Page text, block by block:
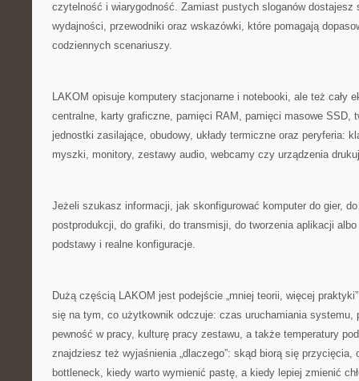
czytelność i wiarygodność. Zamiast pustych sloganów dostajesz
wydajności, przewodniki oraz wskazówki, które pomagają
codziennych scenariuszy.
LAKOM opisuje komputery stacjonarne i notebooki, ale też cały
centralne, karty graficzne, pamięci RAM, pamięci masowe SSD,
jednostki zasilające, obudowy, układy termiczne oraz peryferia:
myszki, monitory, zestawy audio, webcamy czy urządzenia
Jeżeli szukasz informacji, jak skonfigurować komputer do gier,
postprodukcji, do grafiki, do transmisji, do tworzenia aplikacji
podstawy i realne konfiguracje.
Dużą częścią LAKOM jest podejście „mniej teorii, więcej
się na tym, co użytkownik odczuje: czas uruchamiania systemu,
pewność w pracy, kulturę pracy zestawu, a także temperatury
znajdziesz też wyjaśnienia „dlaczego”: skąd biorą się przycięcia,
bottleneck, kiedy warto wymienić pastę, a kiedy lepiej zmienić